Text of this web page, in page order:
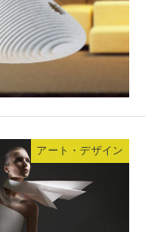
アート・デザイン